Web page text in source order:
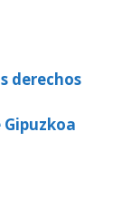
derechos